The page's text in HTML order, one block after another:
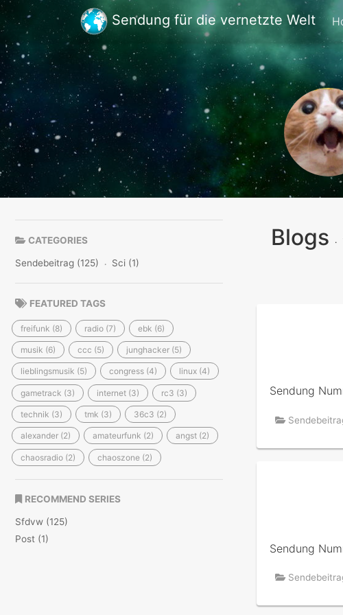
Sendung für die vernetzte Welt
CATEGORIES
Sendebeitrag (125) Sci (1)
FEATURED TAGS
freifunk (8) radio (7) ebk (6)
musik (6) ccc (5) junghacker (5)
lieblingsmusik (5) congress (4) linux (4)
gametrack (3) internet (3) rc3 (3)
technik (3) tmk (3) 36c3 (2)
alexander (2) amateurfunk (2) angst (2)
chaosradio (2) chaoszone (2)
RECOMMEND SERIES
Sfdvw (125)
Post (1)
Blogs
Sendung
Sendung